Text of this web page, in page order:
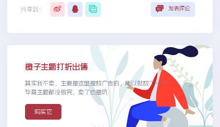
分享到： 发表评论
橙子主题打折出售
其实我不卖，主要是这里是放广告的，所以就放了一个
毕竟主题都没做完，卖了也是坑.
购买它